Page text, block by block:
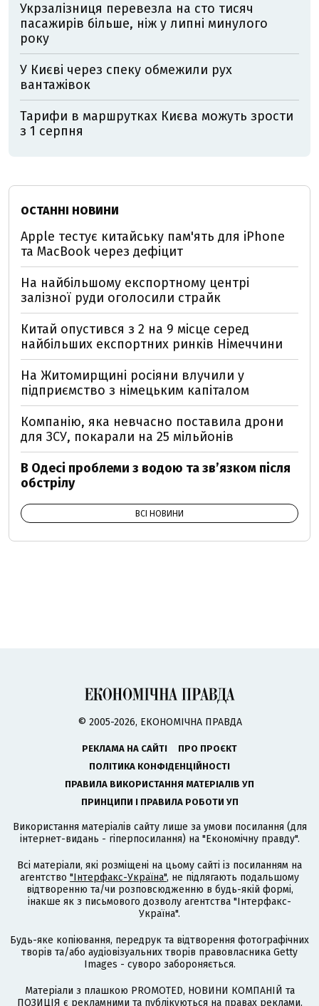
Укрзалізниця перевезла на сто тисяч
пасажирів більше, ніж у липні минулого
року
У Києві через спеку обмежили рух
вантажівок
Тарифи в маршрутках Києва можуть зрости
з 1 серпня
ОСТАННІ НОВИНИ
Apple тестує китайську пам'ять для iPhone
та MacBook через дефіцит
На найбільшому експортному центрі
залізної руди оголосили страйк
Китай опустився з 2 на 9 місце серед
найбільших експортних ринків Німеччини
На Житомирщині росіяни влучили у
підприємство з німецьким капіталом
Компанію, яка невчасно поставила дрони
для ЗСУ, покарали на 25 мільйонів
В Одесі проблеми з водою та звʼязком після
обстрілу
ВСІ НОВИНИ
© 2005-2026, ЕКОНОМІЧНА ПРАВДА
РЕКЛАМА НА САЙТІ
ПРО ПРОЄКТ
ПОЛІТИКА КОНФІДЕНЦІЙНОСТІ
ПРАВИЛА ВИКОРИСТАННЯ МАТЕРІАЛІВ УП
ПРИНЦИПИ І ПРАВИЛА РОБОТИ УП
Використання матеріалів сайту лише за умови посилання (для
інтернет-видань - гіперпосилання) на "Економічну правду".
Всі матеріали, які розміщені на цьому сайті із посиланням на
агентство "Інтерфакс-Україна", не підлягають подальшому
відтворенню та/чи розповсюдженню в будь-якій формі,
інакше як з письмового дозволу агентства "Інтерфакс-
Україна".
Будь-яке копіювання, передрук та відтворення фотографічних
творів та/або аудіовізуальних творів правовласника Getty
Images - суворо забороняється.
Матеріали з плашкою PROMOTED, НОВИНИ КОМПАНІЙ та
ПОЗИЦІЯ є рекламними та публікуються на правах реклами.